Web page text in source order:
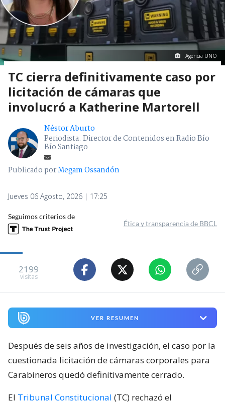
Agencia UNO
TC cierra definitivamente caso por
licitación de cámaras que
involucró a Katherine Martorell
Néstor Aburto
Periodista. Director de Contenidos en Radio Bío
Bío Santiago
Publicado porMegam Ossandón
Jueves 06 Agosto, 2026 | 17:25
Seguimos criterios de
Ética y transparencia de BBCL
2199
visitas
VER RESUMEN
Después de seis años de investigación, el caso por la
cuestionada licitación de cámaras corporales para
Carabineros quedó definitivamente cerrado.
El Tribunal Constitucional (TC) rechazó el